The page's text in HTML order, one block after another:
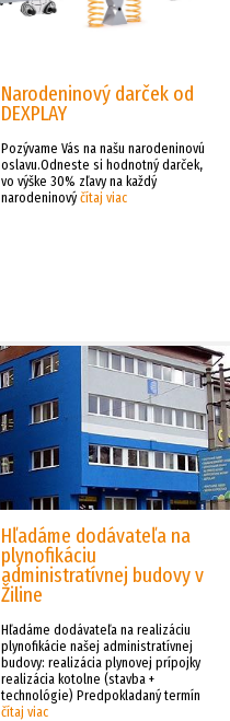
Narodeninový darček od
DEXPLAY
Pozývame Vás na našu narodeninovú
oslavu.Odneste si hodnotný darček,
vo výške 30% zľavy na každý
narodeninový čítaj viac
Hľadáme dodávateľa na
plynofikáciu
administratívnej budovy v
Žiline
Hľadáme dodávateľa na realizáciu
plynofikácie našej administratívnej
budovy: realizácia plynovej prípojky
realizácia kotolne (stavba +
technológie) Predpokladaný termín
čítaj viac